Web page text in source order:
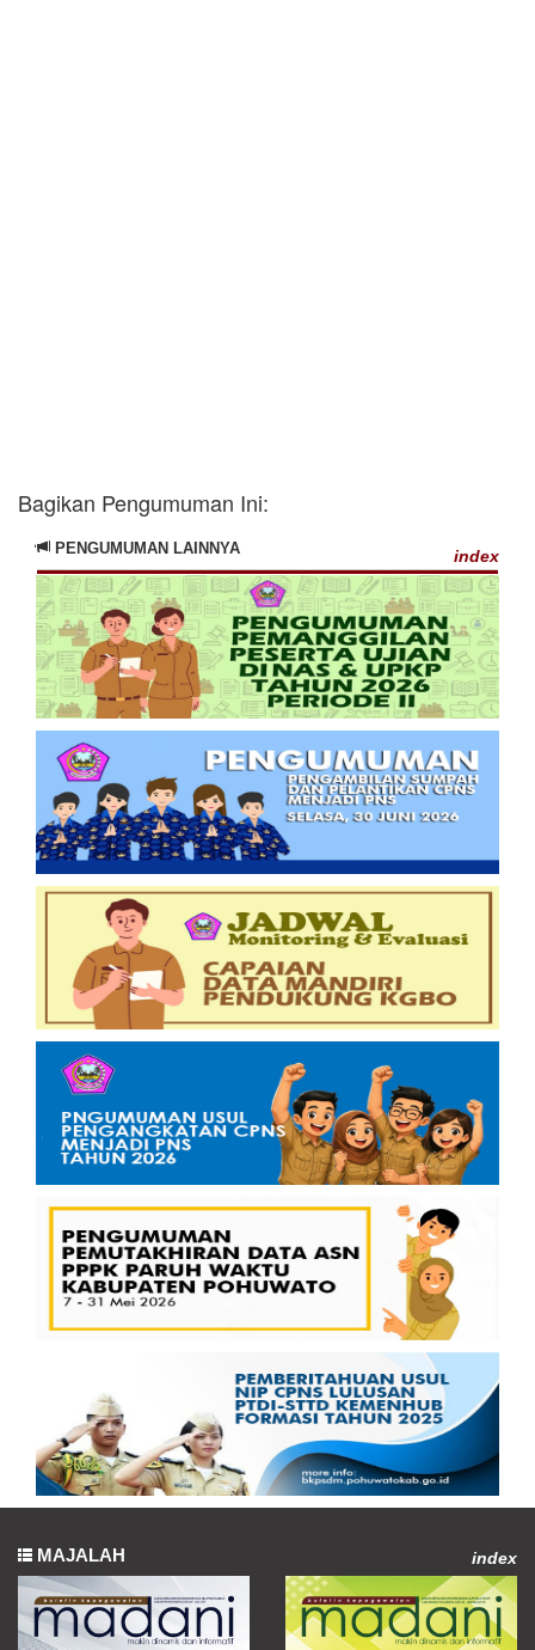
Bagikan Pengumuman Ini:
PENGUMUMAN LAINNYA index
MAJALAH index